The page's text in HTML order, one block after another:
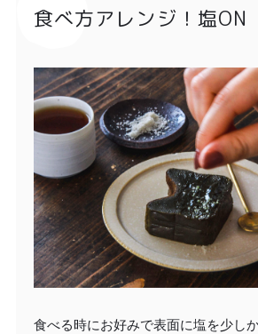
食べ方アレンジ！塩ON
食べる時にお好みで表面に塩を少し